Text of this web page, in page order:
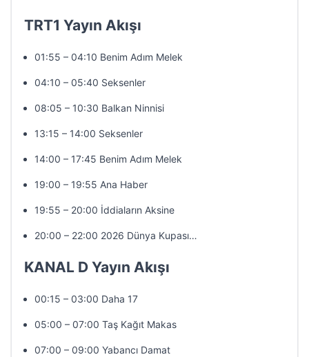
TRT1 Yayın Akışı
01:55 – 04:10 Benim Adım Melek
04:10 – 05:40 Seksenler
08:05 – 10:30 Balkan Ninnisi
13:15 – 14:00 Seksenler
14:00 – 17:45 Benim Adım Melek
19:00 – 19:55 Ana Haber
19:55 – 20:00 İddiaların Aksine
20:00 – 22:00 2026 Dünya Kupası…
KANAL D Yayın Akışı
00:15 – 03:00 Daha 17
05:00 – 07:00 Taş Kağıt Makas
07:00 – 09:00 Yabancı Damat